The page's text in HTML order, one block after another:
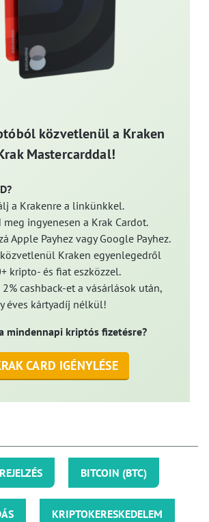
közvetlenül a Kraken
Mastercarddal!
a Krakenre a linkünkkel.
ingyenesen a Krak Cardot.
Apple Payhez vagy Google Payhez.
Kraken egyenlegedről
kripto- és fiat eszközzel.
2% cashback-et a vásárlások után,
éves kártyadíj nélkül!
mindennapi kriptós fizetésre?
CARD IGÉNYLÉSE
BITCOIN (BTC)
KRIPTOKERESKEDELEM